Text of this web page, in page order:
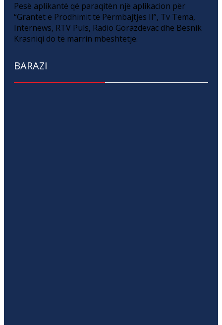
Pesë aplikantë që paraqitën një aplikacion për
“Grantet e Prodhimit të Përmbajtjes II”, Tv Tema,
Internews, RTV Puls, Radio Gorazdevac dhe Besnik
Krasniqi do të marrin mbështetje.
BARAZI